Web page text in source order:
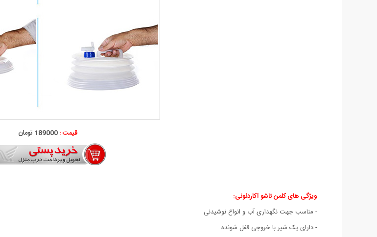
قیمت :189000 تومان
ویژگی های کلمن تاشو آکاردئونی:
- مناسب جهت نگهداری آب و انواع نوشیدنی
- دارای یک شیر با خروجی قفل شونده